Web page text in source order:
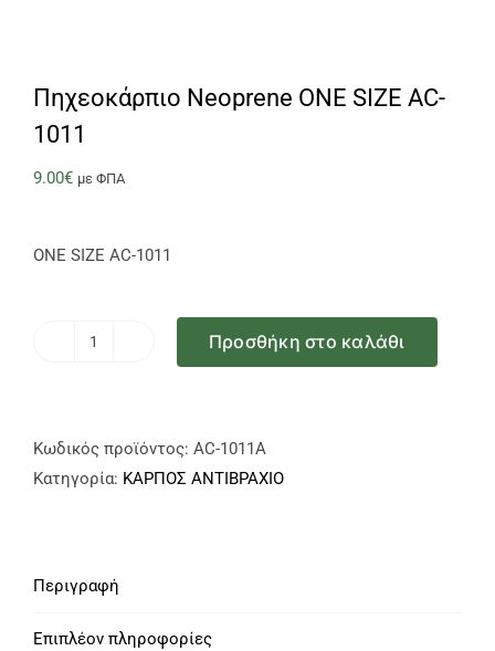
Πηχεοκάρπιο Neoprene ONE SIZE AC-
1011
9.00€ με ΦΠΑ
ONE SIZE AC-1011
SIZE
AC-
Προσθήκη στο καλάθι
Κωδικός προϊόντος: AC-1011A
Κατηγορία: ΚΑΡΠΟΣ ΑΝΤΙΒΡΑΧΙΟ
Περιγραφή
Επιπλέον πληροφορίες